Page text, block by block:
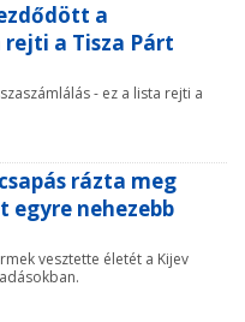
a
rejti a Tisza Párt
- ez a lista rejti a
rázta meg
egyre nehezebb
vesztette életét a Kijev